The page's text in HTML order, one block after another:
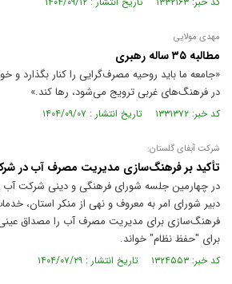
مهدی مولایی
مطالبه ۳۵ ساله رهبری
«جامعه ما باید روحیه مصرف‌گرایی را کنار بگذارد و
در فرهنگ‌های غربی ترویج می‌شود، رها کند.»
کد خبر: ۱۳۳۱۳۷۲ تاریخ انتشار : ۱۴۰۴/۰۹/۰۷
شرکت آبفای گلستان:
تأكید بر فرهنگ‌سازی مدیریت مصرف آب در
در چهارمین جلسه شورای فرهنگی و دینی شرکت آب
دبیر شورای امر به معروف و نهی از منکر استان،
فرهنگ‌سازی برای مدیریت مصرف آب را مصداق
برای "حفظ نظام" خواند.
کد خبر: ۱۳۲۴۵۵۳ تاریخ انتشار : ۱۴۰۴/۰۷/۲۹